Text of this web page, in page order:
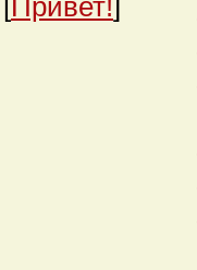
[Привет!]